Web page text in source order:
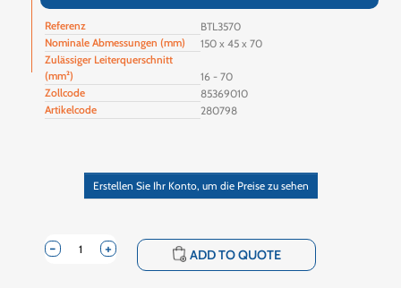
Referenz
BTL3570
Nominale Abmessungen (mm)
150 x 45 x 70
Zulässiger Leiterquerschnitt
(mm²)
16 - 70
Zollcode
85369010
Artikelcode
280798
Erstellen Sie Ihr Konto, um die Preise zu sehen
+
- shopping_cart ADD TO QUOTE